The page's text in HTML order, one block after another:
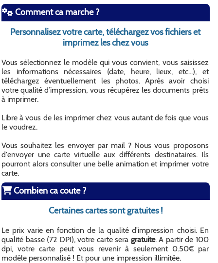
Comment ca marche ?
Personnalisez votre carte, téléchargez vos fichiers et
imprimez les chez vous
Vous sélectionnez le modèle qui vous convient, vous saisissez
les informations nécessaires (date, heure, lieux, etc...), et
téléchargez éventuellement les photos. Après avoir choisi
votre qualité d’impression, vous récupérez les documents prêts
à imprimer.
Libre à vous de les imprimer chez vous autant de fois que vous
le voudrez.
Vous souhaitez les envoyer par mail ? Nous vous proposons
d'envoyer une carte virtuelle aux différents destinataires. Ils
pourront alors consulter une belle animation et imprimer votre
carte.
Combien ca coute ?
Certaines cartes sont gratuites !
Le prix varie en fonction de la qualité d’impression choisi. En
qualité basse (72 DPI), votre carte sera gratuite. A partir de 100
dpi, votre carte peut vous revenir à seulement 0.50€ par
modèle personnalisé ! Et pour une impression illimitée.